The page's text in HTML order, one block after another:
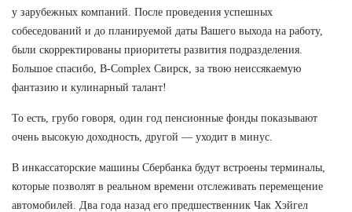
у зарубежных компаний. После проведения успешных
собеседований и до планируемой даты Вашего выхода на работу,
были скорректированы приоритеты развития подразделения.
Большое спасибо, B-Complex Свирск, за твою неиссякаемую
фантазию и кулинарный талант!
То есть, грубо говоря, один год пенсионные фонды показывают
очень высокую доходность, другой — уходит в минус.
В инкассаторские машины Сбербанка будут встроены терминалы,
которые позволят в реальном времени отслеживать перемещение
автомобилей. Два года назад его предшественник Чак Хэйгел